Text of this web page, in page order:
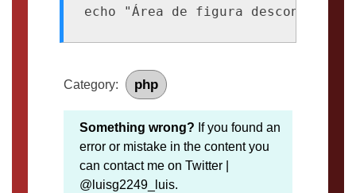
Category: php
Something wrong? If you found an
error or mistake in the content you
can contact me on Twitter |
@luisg2249_luis.